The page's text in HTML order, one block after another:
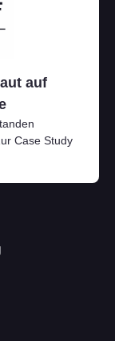
auf
Case Study